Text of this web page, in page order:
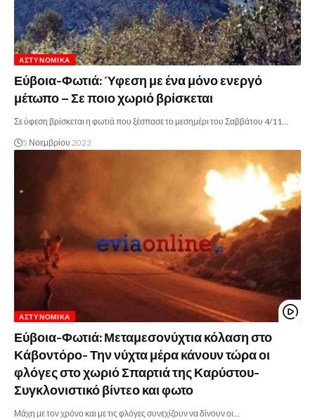
ΑΣΤΥΝΟΜΙΚΆ
Εύβοια-Φωτιά: Ύφεση με ένα μόνο ενεργό
μέτωπο – Σε ποιο χωριό βρίσκεται
Σε ύφεση βρίσκεται η φωτιά που ξέσπασε το μεσημέρι του Σαββάτου 4/11…
5 Νοεμβρίου 2023
ΑΣΤΥΝΟΜΙΚΆ
Εύβοια-Φωτιά: Μεταμεσονύχτια κόλαση στο
Κάβοντόρο- Την νύχτα μέρα κάνουν τώρα οι
φλόγες στο χωριό Σπαρτιά της Καρύστου-
Συγκλονιστικό βίντεο και φωτο
Μάχη με τον χρόνο και με τις φλόγες συνεχίζουν να δίνουν οι…